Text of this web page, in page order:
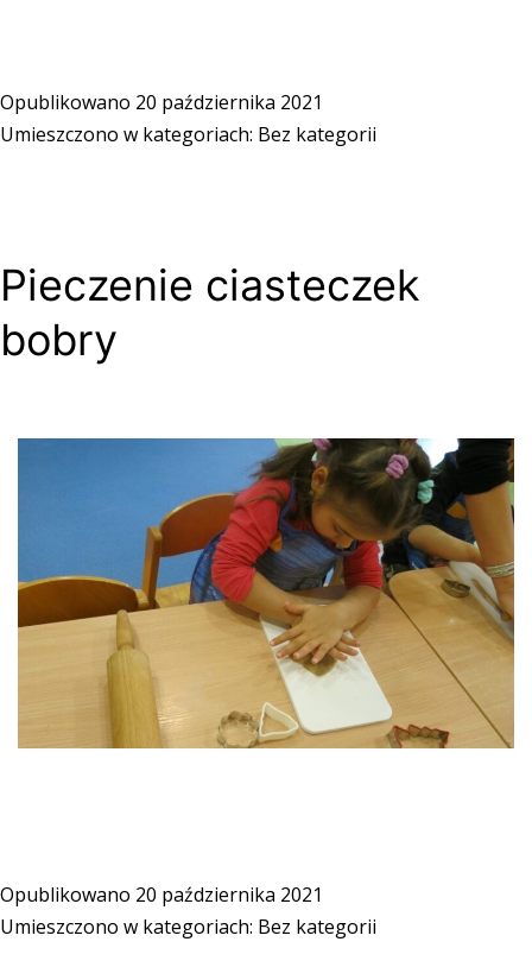
Opublikowano 20 października 2021
Umieszczono w kategoriach: Bez kategorii
Pieczenie ciasteczek
bobry
Opublikowano 20 października 2021
Umieszczono w kategoriach: Bez kategorii